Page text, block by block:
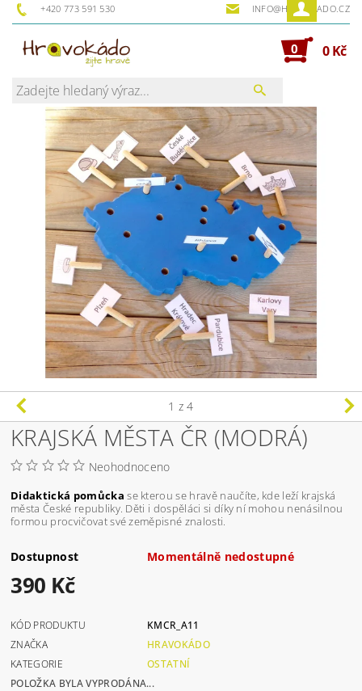
+420 773 591 530 INFO@HRAVOKADO.CZ
0 0 Kč
1 z 4
KRAJSKÁ MĚSTA ČR (MODRÁ)
Neohodnoceno
Didaktická pomůckase kterou se hravě naučíte, kde leží krajská
města České republiky. Děti i dospěláci si díky ní mohou nenásilnou
formou procvičovat své zeměpisné znalosti.
Dostupnost Momentálně nedostupné
390 Kč
KÓD PRODUKTU
KMCR_A11
ZNAČKA
HRAVOKÁDO
KATEGORIE
OSTATNÍ
POLOŽKA BYLA VYPRODÁNA...